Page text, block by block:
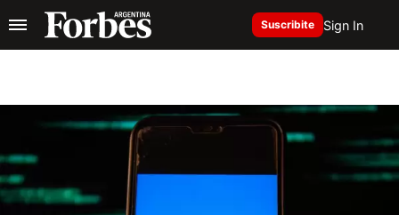
Suscribite Sign In